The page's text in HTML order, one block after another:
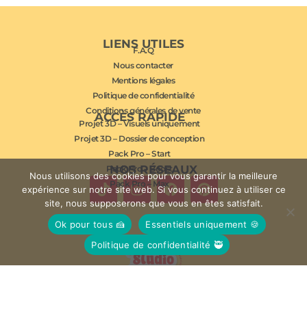
NOS RÉSEAUX
ACCÈS RAPIDE
Projet 3D – Visuels uniquement
Projet 3D – Dossier de conception
Pack Pro – Start
Pack Pro – Boost
Pack Pro – Max
LIENS UTILES
F.A.Q
Nous contacter
Mentions légales
Politique de confidentialité
Conditions générales de vente
Nous utilisons des cookies pour vous garantir la meilleure
expérience sur notre site web. Si vous continuez à utiliser ce
site, nous supposerons que vous en êtes satisfait.
Ok pour tous 🍰
Essentiels uniquement 🍪
Politique de confidentialité 🥷